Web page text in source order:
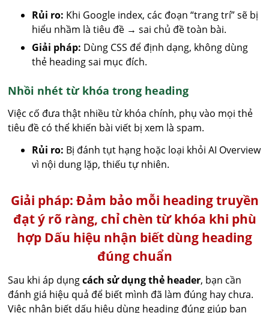
Rủi ro: Khi Google index, các đoạn “trang trí” sẽ bị
hiểu nhầm là tiêu đề → sai chủ đề toàn bài.
Giải pháp: Dùng CSS để định dạng, không dùng
thẻ heading sai mục đích.
Nhồi nhét từ khóa trong heading
Việc cố đưa thật nhiều từ khóa chính, phụ vào mọi thẻ
tiêu đề có thể khiến bài viết bị xem là spam.
Rủi ro: Bị đánh tụt hạng hoặc loại khỏi AI Overview
vì nội dung lặp, thiếu tự nhiên.
Giải pháp: Đảm bảo mỗi heading truyền
đạt ý rõ ràng, chỉ chèn từ khóa khi phù
hợp Dấu hiệu nhận biết dùng heading
đúng chuẩn
Sau khi áp dụngcách sử dụng thẻ header, bạn cần
đánh giá hiệu quả để biết mình đã làm đúng hay chưa.
Việc nhận biết dấu hiệu dùng heading đúng giúp bạn